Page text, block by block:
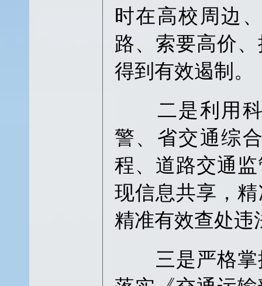
时在高校周边
路、索要高价
得到有效遏制。
二是利用科
警、省交通综
程、道路交通
现信息共享，
精准有效查处违
三是严格掌